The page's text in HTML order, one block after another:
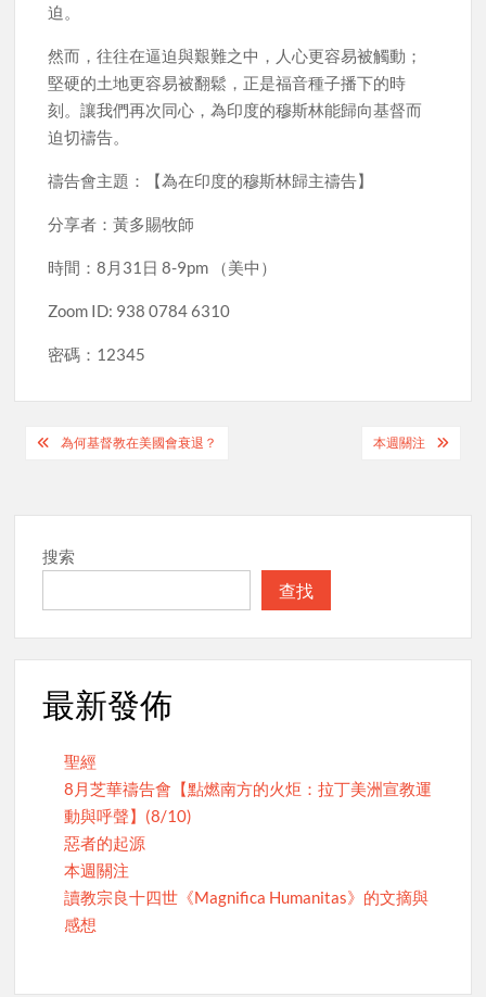
迫。
然而，往往在逼迫與艱難之中，人心更容易被觸動；
堅硬的土地更容易被翻鬆，正是福音種子播下的時
刻。讓我們再次同心，為印度的穆斯林能歸向基督而
迫切禱告。
禱告會主題：【為在印度的穆斯林歸主禱告】
分享者：黃多賜牧師
時間：8月31日 8-9pm （美中）
Zoom ID: 938 0784 6310
密碼：12345
Post為何基督教在美國會衰退？ 本週關注
搜索
查找
最新發佈
聖經
8月芝華禱告會【點燃南方的火炬：拉丁美洲宣教運
動與呼聲】(8/10)
惡者的起源
本週關注
讀教宗良十四世《Magnifica Humanitas》的文摘與
感想